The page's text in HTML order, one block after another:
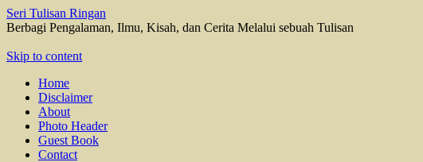
Seri Tulisan Ringan
Berbagi Pengalaman, Ilmu, Kisah, dan Cerita Melalui sebuah Tulisan
Skip to content
Home
Disclaimer
About
Photo Header
Guest Book
Contact